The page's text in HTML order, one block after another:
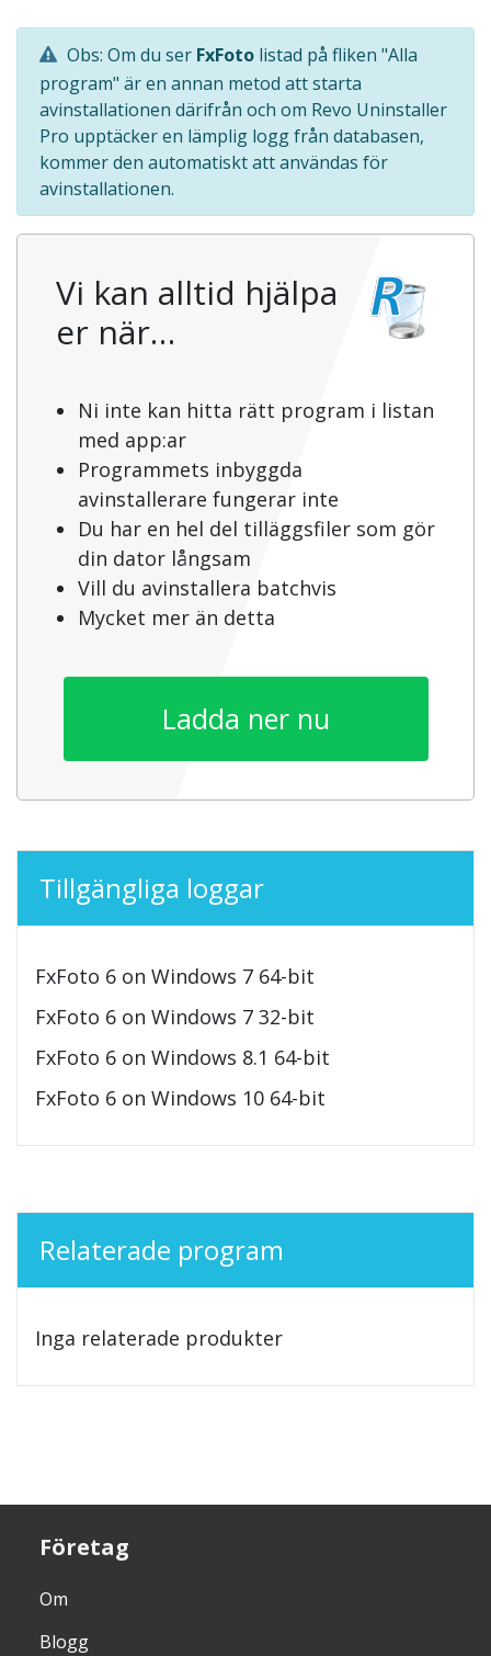
Obs: Om du ser FxFoto listad på fliken "Alla
program" är en annan metod att starta
avinstallationen därifrån och om Revo Uninstaller
Pro upptäcker en lämplig logg från databasen,
kommer den automatiskt att användas för
avinstallationen.
Vi kan alltid hjälpa
er när…
Ni inte kan hitta rätt program i listan
med app:ar
Programmets inbyggda
avinstallerare fungerar inte
Du har en hel del tilläggsfiler som gör
din dator långsam
Vill du avinstallera batchvis
Mycket mer än detta
Ladda ner nu
Tillgängliga loggar
FxFoto 6 on Windows 7 64-bit
FxFoto 6 on Windows 7 32-bit
FxFoto 6 on Windows 8.1 64-bit
FxFoto 6 on Windows 10 64-bit
Relaterade program
Inga relaterade produkter
Företag
Om
Blogg